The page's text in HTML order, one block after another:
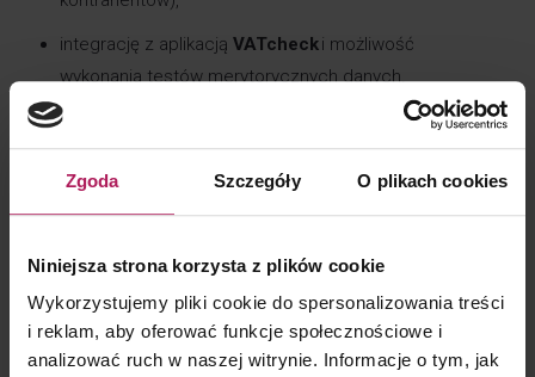
Zgoda Szczegóły O plikach cookies
Niniejsza strona korzysta z plików cookie
Wykorzystujemy pliki cookie do spersonalizowania treści
i reklam, aby oferować funkcje społecznościowe i
analizować ruch w naszej witrynie. Informacje o tym, jak
integrację z aplikacją VATchecki możliwość
wykonania testów merytorycznych danych.
Jeżeli mierzą się Państwo z wyzwaniami związanymi
z przygotowaniem JPK VAT według nowego
wzoru,chętnie pomożemy dobrać optymalne
rozwiązanie – zarówno techniczne, jak i podatkowe.
Zapraszamy do kontaktu z naszymi ekspertami.
Kontakt: